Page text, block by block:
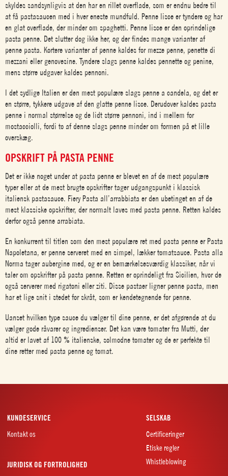
skyldes sandsynligvis at den har en rillet overflade, som er endnu bedre til
at få pastasaucen med i hver eneste mundfuld. Penne lisce er tyndere og har
en glat overflade, der minder om spaghetti. Penne lisce er den oprindelige
pasta penne. Det slutter dog ikke her, og der findes mange varianter af
penne pasta. Kortere varianter af penne kaldes for mezze penne, penette di
mezzani eller genovesine. Tyndere slags penne kaldes pennette og penine,
mens større udgaver kaldes pennoni.
I det sydlige Italien er den mest populære slags penne a candela, og det er
en større, tykkere udgave af den glatte penne lisce. Derudover kaldes pasta
penne i normal størrelse og de lidt større pennoni, ind i mellem for
mostacciolli, fordi to af denne slags penne minder om formen på et lille
overskæg.
OPSKRIFT PÅ PASTA PENNE
Det er ikke noget under at pasta penne er blevet en af de mest populære
typer eller at de mest brugte opskrifter tager udgangspunkt i klassisk
italiensk pastasauce. Fiery Pasta all’arrabbiata er den ubetinget en af de
mest klassiske opskrifter, der normalt laves med pasta penne. Retten kaldes
derfor også penne arrabiata.
En konkurrent til titlen som den mest populære ret med pasta penne er Pasta
Napoletana, er penne serveret med en simpel, lækker tomatsauce. Pasta alla
Norma tager aubergine med, og er en bemærkelsesværdig klassiker, når vi
taler om opskrifter på pasta penne. Retten er oprindeligt fra Sicilien, hvor de
også serverer med rigatoni eller ziti. Disse pastaer ligner penne pasta, men
har et lige snit i stedet for skråt, som er kendetegnende for penne.
Uanset hvilken type sauce du vælger til dine penne, er det afgørende at du
vælger gode råvarer og ingredienser. Det kan være tomater fra Mutti, der
altid er lavet af 100 % italienske, solmodne tomater og de er perfekte til
dine retter med pasta penne og tomat.
KUNDESERVICE
Kontakt os
SELSKAB
Certificeringer
Etiske regler
Whistleblowing
JURIDISK OG FORTROLIGHED